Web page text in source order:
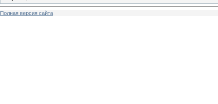
Полная версия сайта